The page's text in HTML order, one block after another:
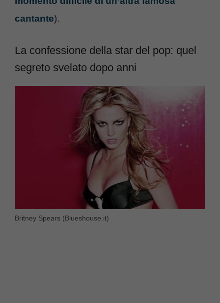
cantante).
La confessione della star del pop: quel
segreto svelato dopo anni
Britney Spears (Blueshouse.it)